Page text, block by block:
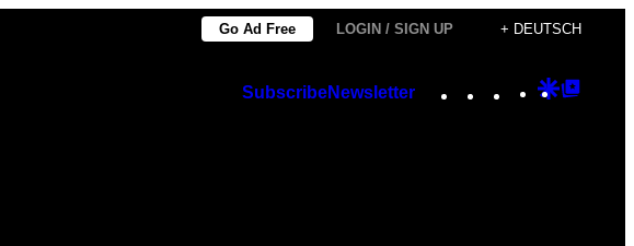
Go Ad Free LOGIN / SIGN UP + DEUTSCH
SubscribeNewsletter Instagram
TikTok
YouTube
Google